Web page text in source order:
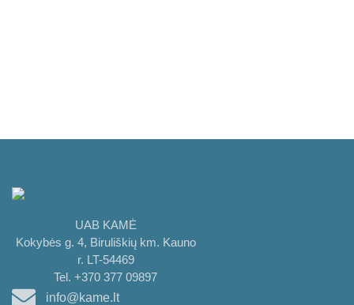
UAB KAMĖ
Kokybės g. 4, Biruliškių km. Kauno
r. LT-54469
Tel. +370 377 09897
info@kame.lt